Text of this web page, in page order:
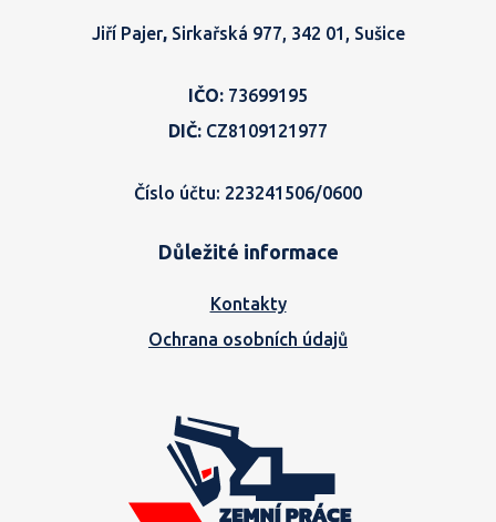
Jiří Pajer, Sirkařská 977, 342 01, Sušice
IČO: 73699195
DIČ: CZ8109121977
Číslo účtu: 223241506/0600
Důležité informace
Kontakty
Ochrana osobních údajů